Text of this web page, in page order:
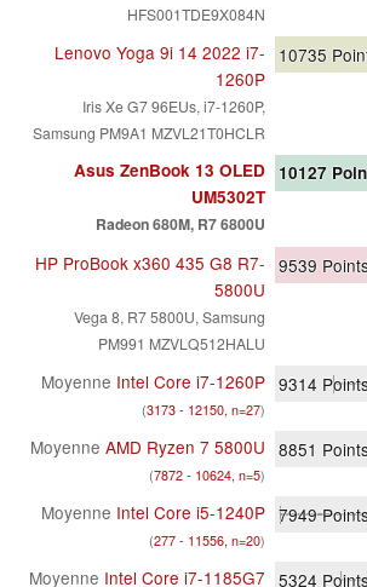
HFS001TDE9X084N
Lenovo Yoga 9i 14 2022 i7-
1260P
Iris Xe G7 96EUs, i7-1260P,
Samsung PM9A1 MZVL21T0HCLR
10735
Asus ZenBook 13 OLED
UM5302T
Radeon 680M, R7 6800U
10127
HP ProBook x360 435 G8 R7-
5800U
Vega 8, R7 5800U, Samsung
PM991 MZVLQ512HALU
9539
Moyenne Intel Core i7-1260P
(3173 - 12150, n=27)
9314
Moyenne AMD Ryzen 7 5800U
(7872 - 10624, n=5)
8851
Moyenne Intel Core i5-1240P
(277 - 11556, n=20)
7949
Moyenne Intel Core i7-1185G7 5324